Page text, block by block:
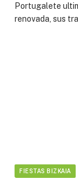
Portugalete
renovada, sus
FIESTAS BIZKAIA